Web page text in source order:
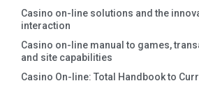
Casino on-line solutions and the
interaction
Casino on-line manual to games,
and site capabilities
Casino On-line: Total Handbook to